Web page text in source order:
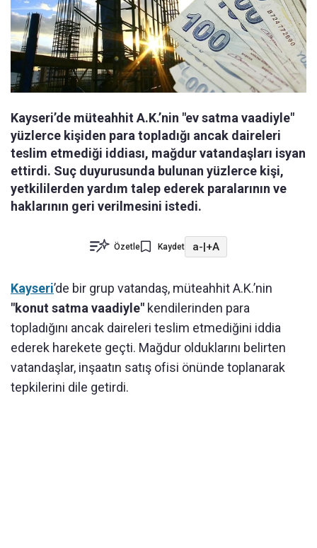
Kayseri’de müteahhit A.K.’nin "ev satma vaadiyle"
yüzlerce kişiden para topladığı ancak daireleri
teslim etmediği iddiası, mağdur vatandaşları isyan
ettirdi. Suç duyurusunda bulunan yüzlerce kişi,
yetkililerden yardım talep ederek paralarının ve
haklarının geri verilmesini istedi.
Özetle Kaydet a-|+A
Kayseri’de bir grup vatandaş, müteahhit A.K.’nin
"konut satma vaadiyle" kendilerinden para
topladığını ancak daireleri teslim etmediğini iddia
ederek harekete geçti. Mağdur olduklarını belirten
vatandaşlar, inşaatın satış ofisi önünde toplanarak
tepkilerini dile getirdi.